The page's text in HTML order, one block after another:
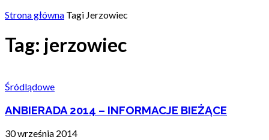
Strona główna Tagi Jerzowiec
Tag: jerzowiec
Śródlądowe
ANBIERADA 2014 – INFORMACJE BIEŻĄCE
30 września 2014